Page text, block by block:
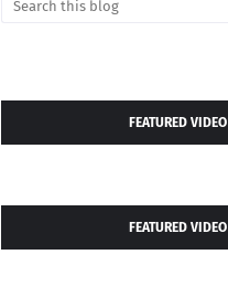
FEATURED VIDEO
FEATURED VIDEO